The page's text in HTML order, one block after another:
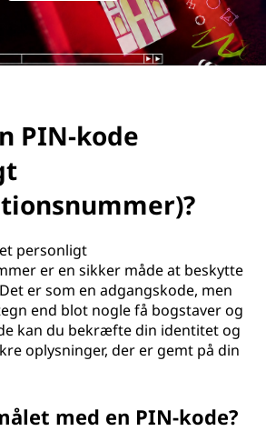
PIN-kode
personligt
er en sikker måde at beskytte
er som en adgangskode, men
end blot nogle få bogstaver og
kan du bekræfte din identitet og
oplysninger, der er gemt på din
med en PIN-kode?